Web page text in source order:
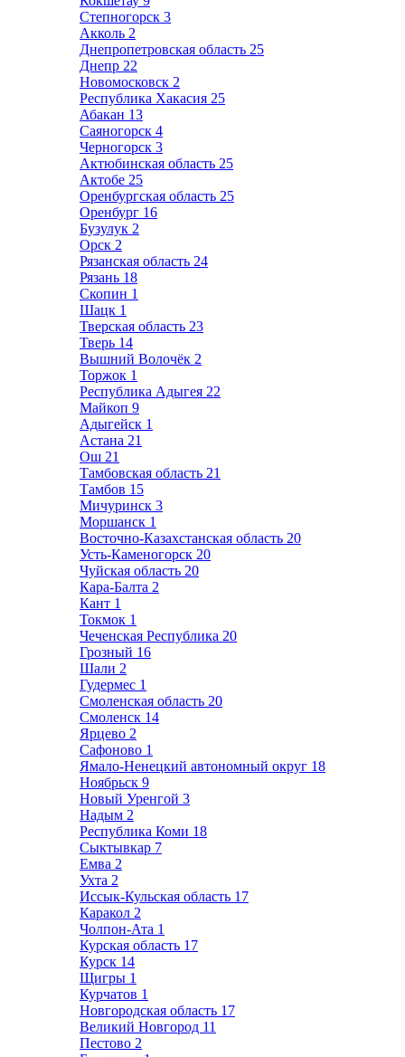
Степногорск 3
Акколь 2
Днепропетровская область 25
Днепр 22
Новомосковск 2
Республика Хакасия 25
Абакан 13
Саяногорск 4
Черногорск 3
Актюбинская область 25
Актобе 25
Оренбургская область 25
Оренбург 16
Бузулук 2
Орск 2
Рязанская область 24
Рязань 18
Скопин 1
Шацк 1
Тверская область 23
Тверь 14
Вышний Волочёк 2
Торжок 1
Республика Адыгея 22
Майкоп 9
Адыгейск 1
Астана 21
Ош 21
Тамбовская область 21
Тамбов 15
Мичуринск 3
Моршанск 1
Восточно-Казахстанская область 20
Усть-Каменогорск 20
Чуйская область 20
Кара-Балта 2
Кант 1
Токмок 1
Чеченская Республика 20
Грозный 16
Шали 2
Гудермес 1
Смоленская область 20
Смоленск 14
Ярцево 2
Сафоново 1
Ямало-Ненецкий автономный округ 18
Ноябрьск 9
Новый Уренгой 3
Надым 2
Республика Коми 18
Сыктывкар 7
Емва 2
Ухта 2
Иссык-Кульская область 17
Каракол 2
Чолпон-Ата 1
Курская область 17
Курск 14
Щигры 1
Курчатов 1
Новгородская область 17
Великий Новгород 11
Пестово 2